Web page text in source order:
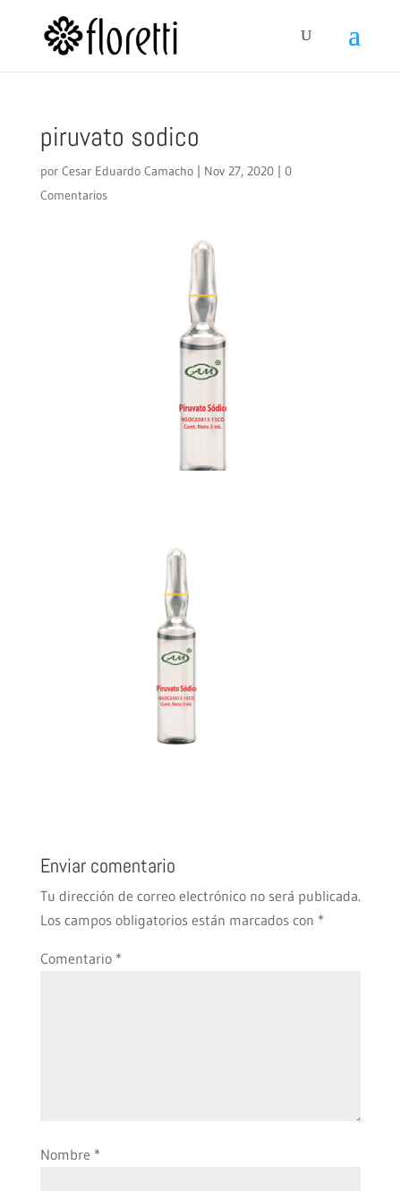
piruvato sodico
por Cesar Eduardo Camacho| Nov 27, 2020| 0
Comentarios
Enviar comentario
Tu dirección de correo electrónico no será publicada.
Los campos obligatorios están marcados con *
Comentario *
Nombre *